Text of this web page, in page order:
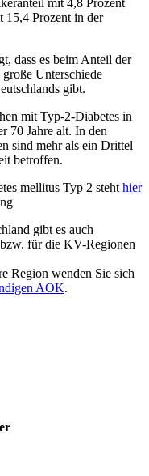
15,4 Prozent in der
dass es beim Anteil der
Unterschiede
gibt.
mit Typ-2-Diabetes in
70 Jahre alt. In den
sind mehr als ein Drittel
betroffen.
mellitus Typ 2 steht hier
gibt es auch
für die KV-Regionen
Region wenden Sie sich
AOK.